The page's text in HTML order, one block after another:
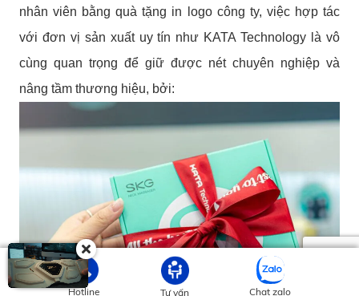
nhân viên bằng quà tặng in logo công ty, việc hợp tác
với đơn vị sản xuất uy tín như KATA Technology là vô
cùng quan trọng để giữ được nét chuyên nghiệp và
nâng tầm thương hiệu, bởi:
Hotline Tư vấn Chat zalo